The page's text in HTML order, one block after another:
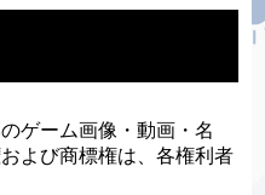
ゲーム画像・動画・名
よび商標権は、各権利者